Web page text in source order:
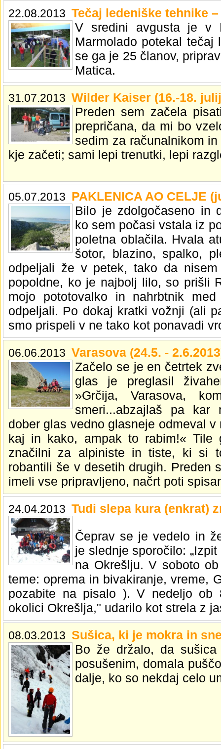
22.08.2013 Tečaj ledeniške tehnike
V sredini avgusta je v
Marmolado potekal tečaj
se ga je 25 članov,
Matica.
31.07.2013 Wilder Kaiser (16.-18.
Preden sem začela
prepričana, da mi bo
sedim za računalnikom
kje začeti; sami lepi trenutki, lepi
05.07.2013 PAKLENICA AO CELJE
Bilo je zdolgočaseno in
ko sem počasi vstala iz
poletna oblačila. Hvala
šotor, blazino, spalko,
odpeljali že v petek, tako da
popoldne, ko je najbolj lilo, so prišli
mojo pototovalko in nahrbtnik
odpeljali. Po dokaj kratki vožnji (ali
smo prispeli v ne tako kot ponavadi
06.06.2013 Varasova (24.5. -
Začelo se je en četrtek
glas je preglasil
»Grčija, Varasova,
smeri...abzajlaš pa kar
dober glas vedno glasneje odmeval
kaj in kako, ampak to rabim!« Tile
značilni za alpiniste in tiste, ki si
robantili še v desetih drugih. Preden
imeli vse pripravljeno, načrt poti
24.04.2013 Tudi slepa kura (enkrat)
Čeprav se je vedelo in
je slednje sporočilo:
na Okrešlju. V soboto
teme: oprema in bivakiranje, vreme,
pozabite na pisalo ). V nedeljo
okolici Okrešlja," udarilo kot strela z
08.03.2013 Sušica, ki je mokra in
Bo že držalo, da
posušenim, domala
dalje, ko so nekdaj celo